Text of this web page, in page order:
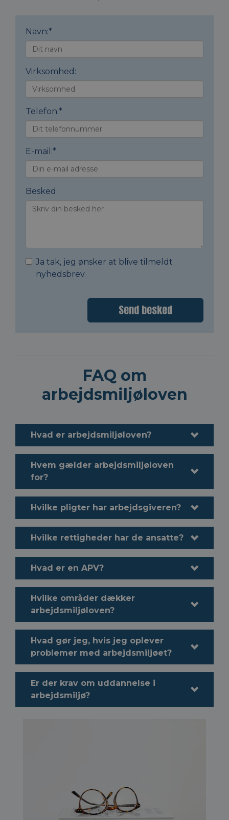
Navn:*
Virksomhed:
Telefon:*
E-mail:*
Besked:
Ja tak, jeg ønsker at blive tilmeldt
nyhedsbrev.
Send besked
FAQ om
arbejdsmiljøloven
Hvad er arbejdsmiljøloven?
Hvem gælder arbejdsmiljøloven
for?
Hvilke pligter har arbejdsgiveren?
Hvilke rettigheder har de ansatte?
Hvad er en APV?
Hvilke områder dækker
arbejdsmiljøloven?
Hvad gør jeg, hvis jeg oplever
problemer med arbejdsmiljøet?
Er der krav om uddannelse i
arbejdsmiljø?